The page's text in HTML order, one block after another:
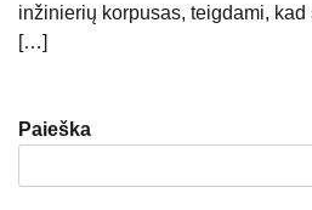
inžinierių korpusas, teigdami,
[…]
Paieška